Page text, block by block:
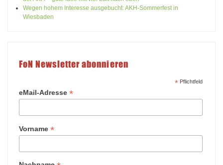
Wegen hohem Interesse ausgebucht: AKH-Sommerfest in
Wiesbaden
FoN Newsletter abonnieren
*Pflichtfeld
eMail-Adresse *
Vorname *